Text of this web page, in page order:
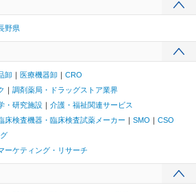
野県
卸 医療機器卸
CRO
調剤薬局・ドラッグストア業界
・研究施設
介護・福祉関連サービス
床検査機器・臨床検査試薬メーカー SMO
CSO
ーケティング・リサーチ